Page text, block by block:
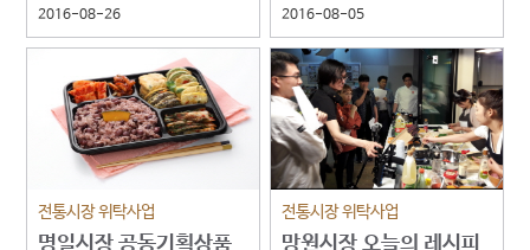
지원 사업
2016-08-26
상품 개발
2016-08-05
전통시장 위탁사업
명일시장 공동기획상품
전통시장 위탁사업
망원시장 오늘의 레시피